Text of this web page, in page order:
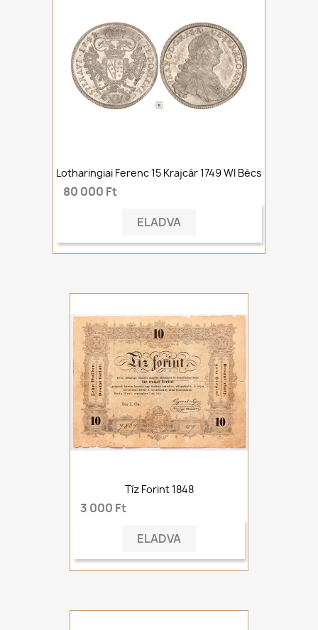
Lotharingiai Ferenc 15 Krajcár 1749 WI Bécs
80 000 Ft
ELADVA
Tíz Forint 1848
3 000 Ft
ELADVA